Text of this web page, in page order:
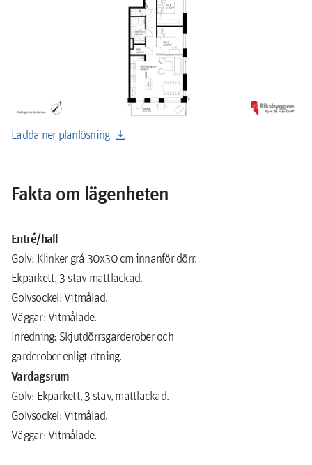
Ladda ner planlösning download
Fakta om lägenheten
Entré/hall
Golv: Klinker grå 30x30 cm innanför dörr.
Ekparkett, 3-stav mattlackad.
Golvsockel: Vitmålad.
Väggar: Vitmålade.
Inredning: Skjutdörrsgarderober och
garderober enligt ritning.
Vardagsrum
Golv: Ekparkett, 3 stav, mattlackad.
Golvsockel: Vitmålad.
Väggar: Vitmålade.